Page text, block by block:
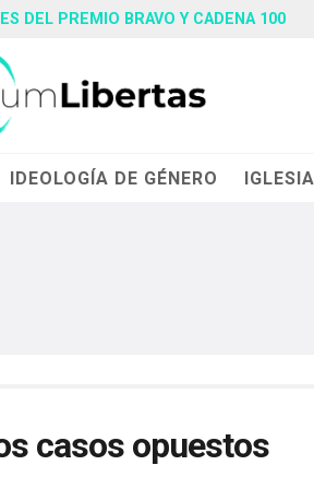
DEL PREMIO BRAVO Y CADENA 100
IDEOLOGÍA DE GÉNERO IGLESIA
casos opuestos